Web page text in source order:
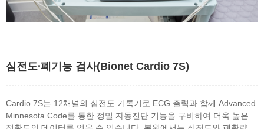
심전도∙폐기능 검사(Bionet Cardio 7S)
Cardio 7S는 12채널의 심전도 기록기로 ECG 출력과 함께 Advanced
Minnesota Code를 통한 정밀 자동진단 기능을 구비하여 더욱 높은